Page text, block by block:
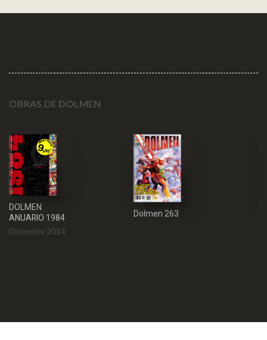
OBRAS DE DOLMEN
DOLMEN
ANUARIO 1984
Diciembre 2014
Dolmen 263